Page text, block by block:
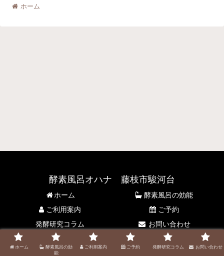
ホーム
酵素風呂オハナ 藤枝市駿河台
ホーム
酵素風呂の効能
ご利用案内
ご予約
発酵研究コラム
お問い合わせ
© 2021 酵素風呂オハナ 藤枝市駿河台.
ホーム
酵素風呂の効
能
ご利用案内 ご予約 発酵研究コラム お問い合わせ